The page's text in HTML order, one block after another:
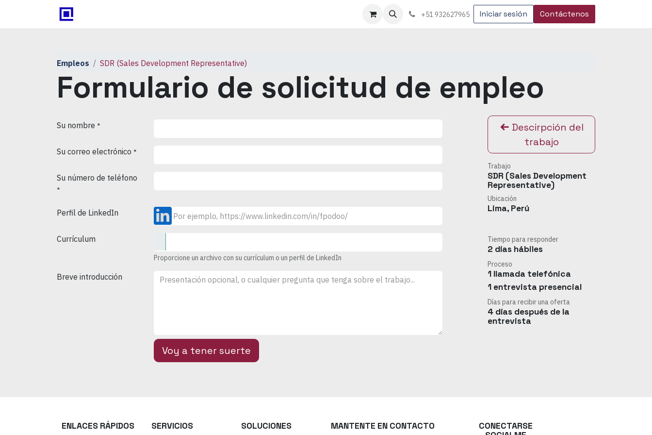
+51 932627965 Iniciar sesión Contáctenos
Empleos SDR (Sales Development Representative)
Formulario de solicitud de empleo
Su nombre *
Su correo electrónico *
Su número de teléfono
*
Perfil de LinkedIn
Currículum
Proporcione un archivo con su currículum o un perfil de LinkedIn
Breve introducción
Voy a tener suerte
Descirpción del
trabajo
Trabajo
SDR (Sales Development
Representative)
Ubicación
Lima, Perú
Tiempo para responder
2 días hábiles
Proceso
1 llamada telefónica
1 entrevista presencial
Días para recibir una oferta
4 días después de la
entrevista
CONECTARSE
ENLACES RÁPIDOS SERVICIOS SOLUCIONES MANTENTE EN CONTACTO